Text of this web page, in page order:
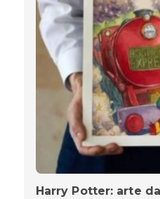
Harry Potter: arte